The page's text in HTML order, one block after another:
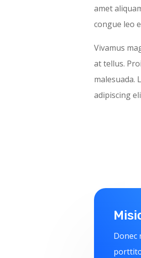
amet
congue leo
Vivamus
at tellus.
malesuada.
adipiscing
Donec